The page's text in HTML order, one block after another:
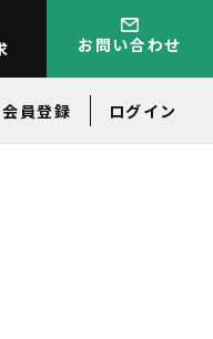
お問い合わせ
会員登録 ログイン